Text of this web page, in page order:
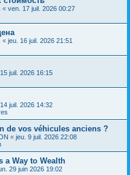
« ven. 17 juil. 2026 00:27
« jeu. 16 juil. 2026 21:51
juil. 2026 16:15
juil. 2026 14:32
de vos véhicules anciens ?
« jeu. 9 juil. 2026 22:08
a Way to Wealth
29 juin 2026 19:02